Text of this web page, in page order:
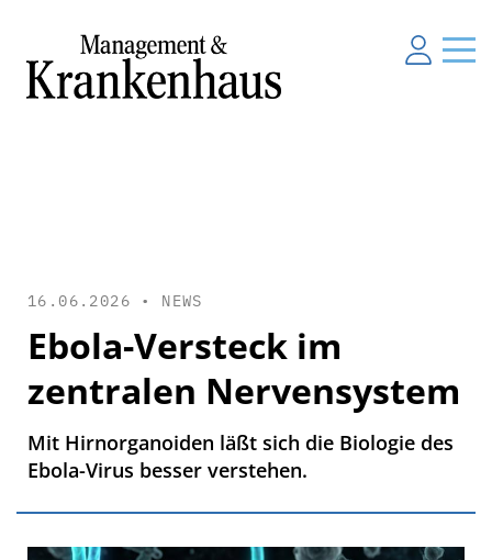
16.06.2026 • NEWS
Ebola-Versteck im
zentralen Nervensystem
Mit Hirnorganoiden läßt sich die Biologie des
Ebola-Virus besser verstehen.